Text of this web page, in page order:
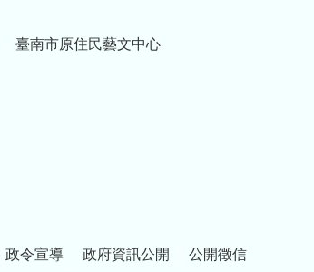
臺南市原住民藝文中心
政令宣導 政府資訊公開 公開徵信